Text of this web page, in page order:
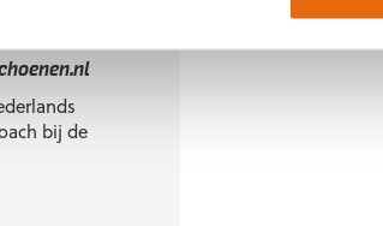
bij de